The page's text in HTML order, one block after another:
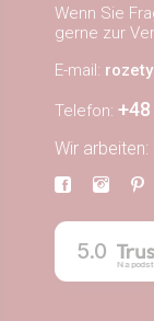
Wenn Sie
gerne zur
E-mail:
Telefon:
Wir
5.0
Na